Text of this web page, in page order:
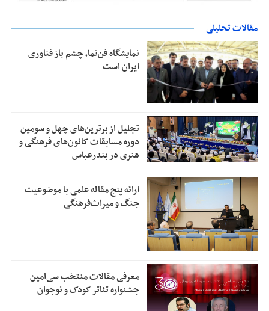
مقالات تحلیلی
نمایشگاه فن‌نما، چشم باز فناوری
ایران است
تجلیل از بر‌ترین‌های چهل و سومین
دوره مسابقات کانون‌های فرهنگی و
هنری در بندرعباس
ارائه پنج مقاله علمی با موضوعیت
جنگ و میراث‌فرهنگی
معرفی مقالات منتخب سی‌امین
جشنواره تئاتر کودک و نوجوان